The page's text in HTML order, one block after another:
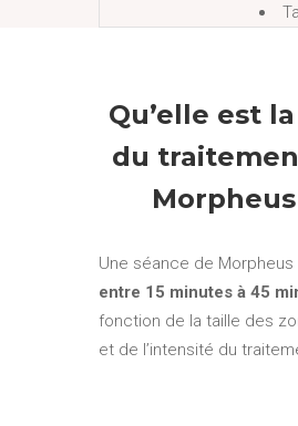
Qu’elle est
du
Une séance de
entre 15 minutes à 45
fonction de la taille des
et de l’intensité du